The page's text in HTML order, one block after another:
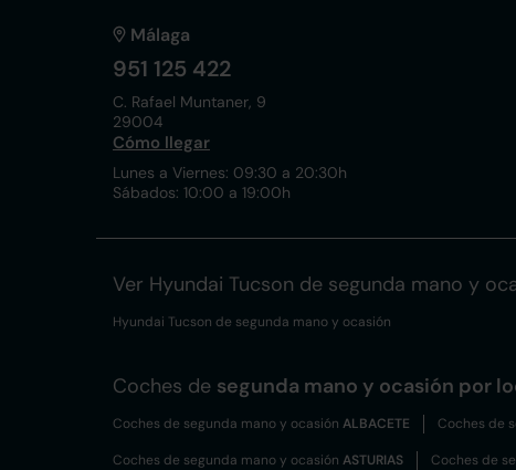
Málaga
951 125 422
C. Rafael Muntaner, 9
29004
Cómo llegar
Lunes a Viernes: 09:30 a 20:30h
Sábados: 10:00 a 19:00h
Ver Hyundai Tucson de segunda mano y
Hyundai Tucson de segunda mano y ocasión
Coches de segunda mano y ocasión por
Coches de segunda mano y ocasión ALBACETE Coches de
Coches de segunda mano y ocasión ASTURIAS Coches de